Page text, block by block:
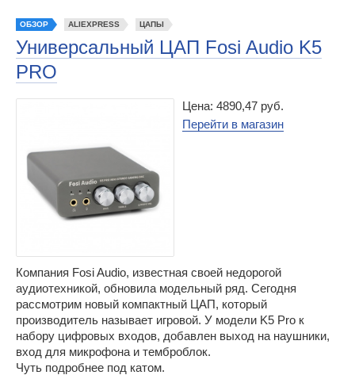
ОБЗОР ALIEXPRESS ЦАПЫ
Универсальный ЦАП Fosi Audio K5
PRO
Цена: 4890,47 руб.
Перейти в магазин
Компания Fosi Audio, известная своей недорогой
аудиотехникой, обновила модельный ряд. Сегодня
рассмотрим новый компактный ЦАП, который
производитель называет игровой. У модели K5 Pro к
набору цифровых входов, добавлен выход на наушники,
вход для микрофона и темброблок.
Чуть подробнее под катом.